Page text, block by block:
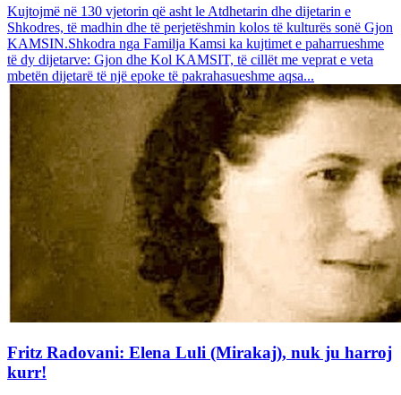
Kujtojmë në 130 vjetorin që asht le Atdhetarin dhe dijetarin e
Shkodres, të madhin dhe të perjetëshmin kolos të kulturës sonë Gjon
KAMSIN.Shkodra nga Familja Kamsi ka kujtimet e paharrueshme
të dy dijetarve: Gjon dhe Kol KAMSIT, të cillët me veprat e veta
mbetën dijetarë të një epoke të pakrahasueshme aqsa...
Fritz Radovani: Elena Luli (Mirakaj), nuk ju harroj
kurr!